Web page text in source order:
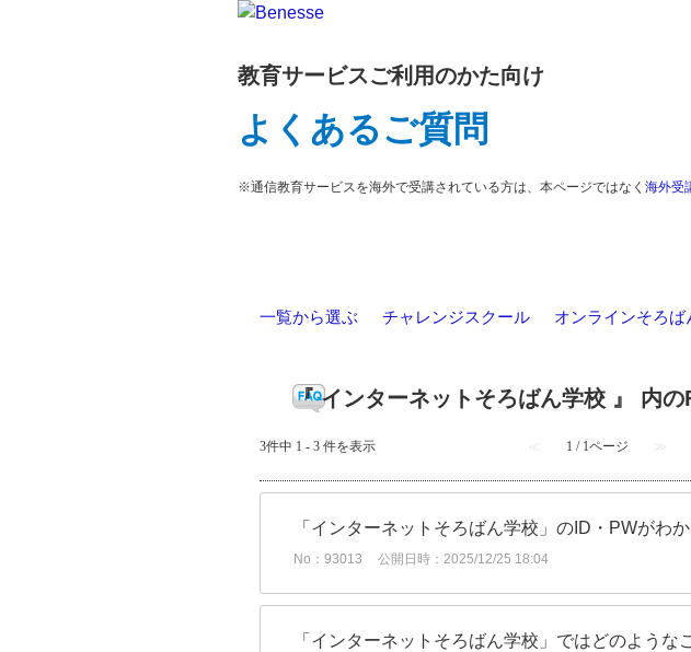
教育サービスご利用のかた向け
よくあるご質問
※通信教育サービスを海外で受講されている方は、本ページではなく 海外受
一覧から選ぶ チャレンジスクール オンラインそろば
『 インターネットそろばん学校 』 内の
3件中 1 - 3 件を表示 ≪ 1 / 1ページ ≫
「インターネットそろばん学校」のID・PWがわか
No：93013 公開日時：2025/12/25 18:04
「インターネットそろばん学校」ではどのような